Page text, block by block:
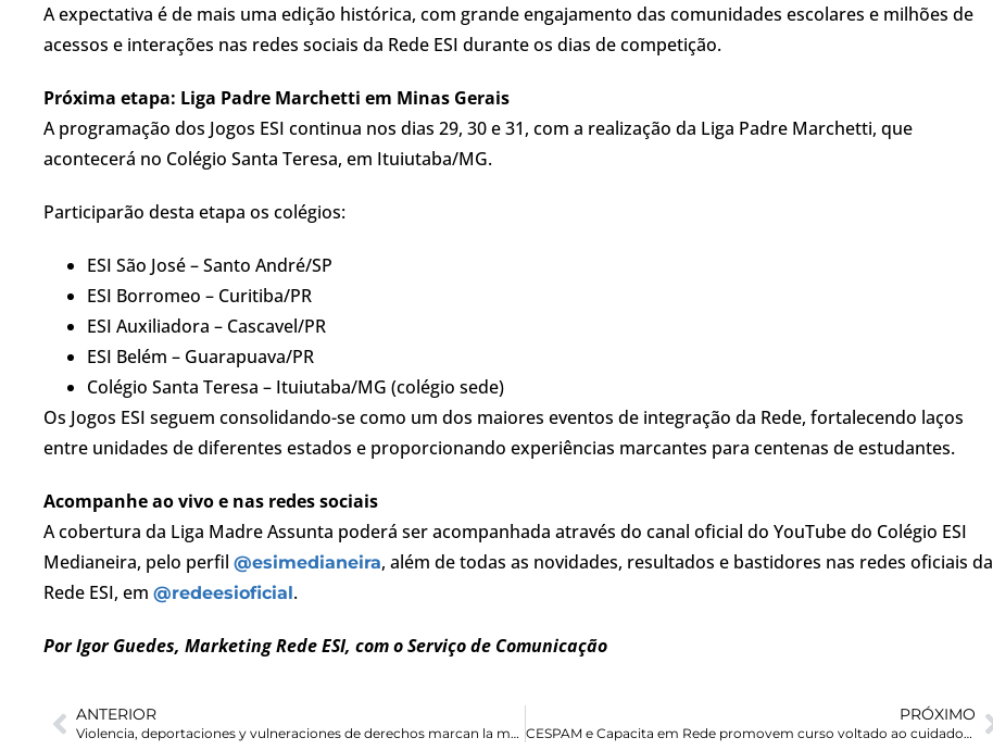
A expectativa é de mais uma edição histórica, com grande engajamento das comunidades escolares e milhões de
acessos e interações nas redes sociais da Rede ESI durante os dias de competição.
Próxima etapa: Liga Padre Marchetti em Minas Gerais
A programação dos Jogos ESI continua nos dias 29, 30 e 31, com a realização da Liga Padre Marchetti, que
acontecerá no Colégio Santa Teresa, em Ituiutaba/MG.
Participarão desta etapa os colégios:
ESI São José – Santo André/SP
ESI Borromeo – Curitiba/PR
ESI Auxiliadora – Cascavel/PR
ESI Belém – Guarapuava/PR
Colégio Santa Teresa – Ituiutaba/MG (colégio sede)
Os Jogos ESI seguem consolidando-se como um dos maiores eventos de integração da Rede, fortalecendo laços
entre unidades de diferentes estados e proporcionando experiências marcantes para centenas de estudantes.
Acompanhe ao vivo e nas redes sociais
A cobertura da Liga Madre Assunta poderá ser acompanhada através do canal oficial do YouTube do Colégio ESI
Medianeira, pelo perfil @esimedianeira, além de todas as novidades, resultados e bastidores nas redes oficiais da
Rede ESI, em @redeesioficial.
Por Igor Guedes, Marketing Rede ESI, com o Serviço de Comunicação
ANTERIOR
Violencia, deportaciones y vulneraciones de derechos marcan la movilidad humana en Ecuador, señala boletín de la Misión Scalabriniana
PRÓXIMO
CESPAM e Capacita em Rede promovem curso voltado ao cuidado humanizado